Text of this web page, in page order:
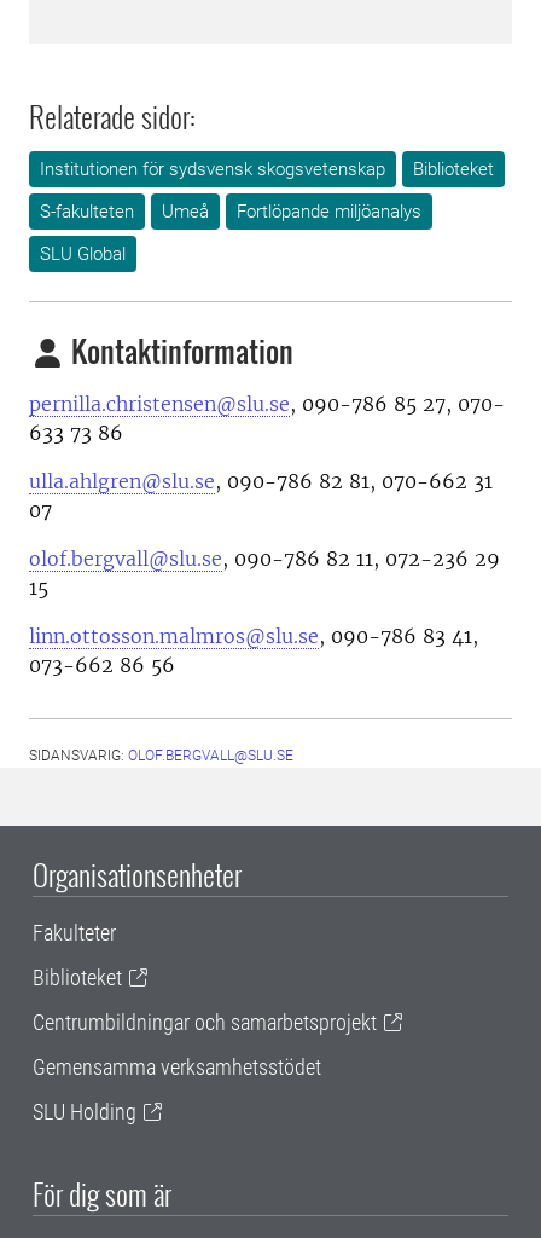
Relaterade sidor:
Institutionen för sydsvensk skogsvetenskap
Biblioteket
S-fakulteten
Umeå
Fortlöpande miljöanalys
SLU Global
Kontaktinformation
pernilla.christensen@slu.se, 090-786 85 27, 070-
633 73 86
ulla.ahlgren@slu.se, 090-786 82 81, 070-662 31
07
olof.bergvall@slu.se, 090-786 82 11, 072-236 29
15
linn.ottosson.malmros@slu.se, 090-786 83 41,
073-662 86 56
SIDANSVARIG: OLOF.BERGVALL@SLU.SE
Organisationsenheter
Fakulteter
Biblioteket
Centrumbildningar och samarbetsprojekt
Gemensamma verksamhetsstödet
SLU Holding
För dig som är